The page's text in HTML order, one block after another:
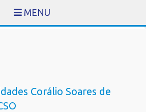
MENU
Corálio Soares de